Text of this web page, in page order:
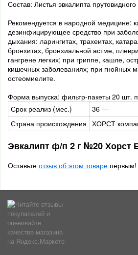
Состав: Листья эвкалипта прутовидного
Рекомендуется в народной медицине:
дезинфицирующее средство при
дыхания: ларингитах, трахеитах,
бронхитах, бронхиальной астме,
гангрене легких; при гриппе, кашле,
кишечных заболеваниях; при гнойных
остеомиелите.
Форма выпуска: фильтр-пакеты 20 шт.
Срок реализ (мес.)
36 —
Страна происхождения ХОРСТ
Эвкалипт ф/п 2 г №20 Хорст
Оставьте отзыв об этом товаре первым!